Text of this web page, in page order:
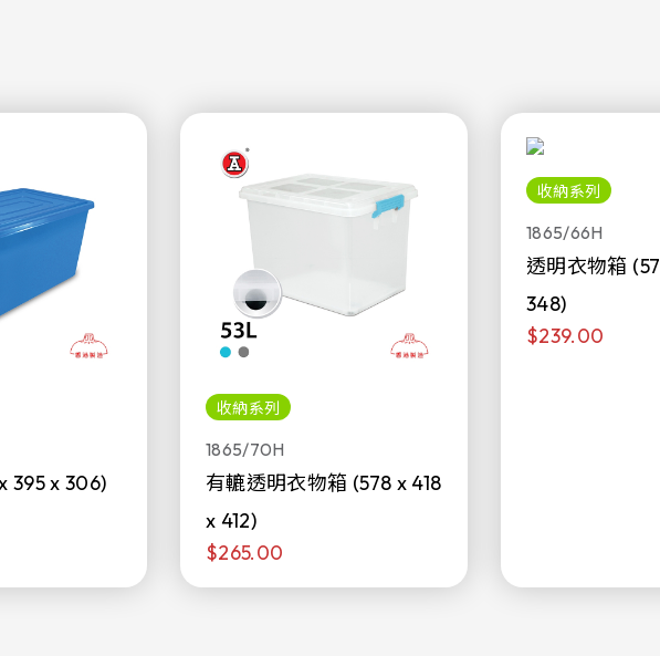
395 x 306)
收納系列
1865/70H
有轆透明衣物箱 (578 x 418
x 412)
$265.00
收納系列
1865/66H
透明衣物箱
348)
$239.00